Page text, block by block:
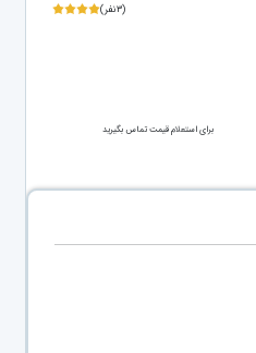
(۳نفر)
برای استعلام قیمت تماس بگیرید